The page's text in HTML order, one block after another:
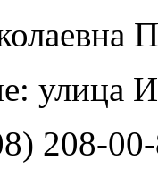
улица
208-